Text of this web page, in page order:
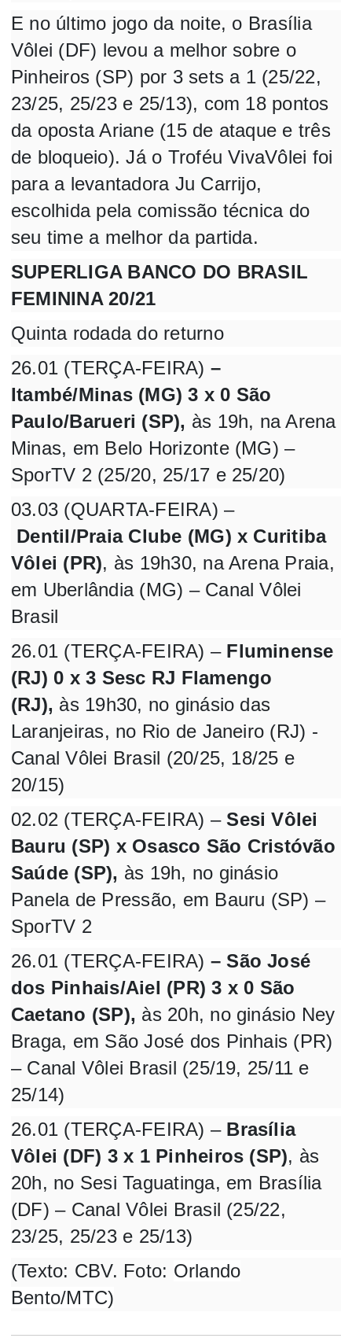
E no último jogo da noite, o Brasília
Vôlei (DF) levou a melhor sobre o
Pinheiros (SP) por 3 sets a 1 (25/22,
23/25, 25/23 e 25/13), com 18 pontos
da oposta Ariane (15 de ataque e três
de bloqueio). Já o Troféu VivaVôlei foi
para a levantadora Ju Carrijo,
escolhida pela comissão técnica do
seu time a melhor da partida.
SUPERLIGA BANCO DO BRASIL
FEMININA 20/21
Quinta rodada do returno
26.01 (TERÇA-FEIRA) –
Itambé/Minas (MG) 3 x 0 São
Paulo/Barueri (SP), às 19h, na Arena
Minas, em Belo Horizonte (MG) –
SporTV 2 (25/20, 25/17 e 25/20)
03.03 (QUARTA-FEIRA) –
Dentil/Praia Clube (MG) x Curitiba
Vôlei (PR), às 19h30, na Arena Praia,
em Uberlândia (MG) – Canal Vôlei
Brasil
26.01 (TERÇA-FEIRA) – Fluminense
(RJ) 0 x 3 Sesc RJ Flamengo
(RJ), às 19h30, no ginásio das
Laranjeiras, no Rio de Janeiro (RJ) -
Canal Vôlei Brasil (20/25, 18/25 e
20/15)
02.02 (TERÇA-FEIRA) –Sesi Vôlei
Bauru (SP) x Osasco São Cristóvão
Saúde (SP), às 19h, no ginásio
Panela de Pressão, em Bauru (SP) –
SporTV 2
26.01 (TERÇA-FEIRA) – São José
dos Pinhais/Aiel (PR) 3 x 0 São
Caetano (SP), às 20h, no ginásio Ney
Braga, em São José dos Pinhais (PR)
– Canal Vôlei Brasil (25/19, 25/11 e
25/14)
26.01 (TERÇA-FEIRA) – Brasília
Vôlei (DF) 3 x 1 Pinheiros (SP), às
20h, no Sesi Taguatinga, em Brasília
(DF) – Canal Vôlei Brasil (25/22,
23/25, 25/23 e 25/13)
(Texto: CBV. Foto: Orlando
Bento/MTC)